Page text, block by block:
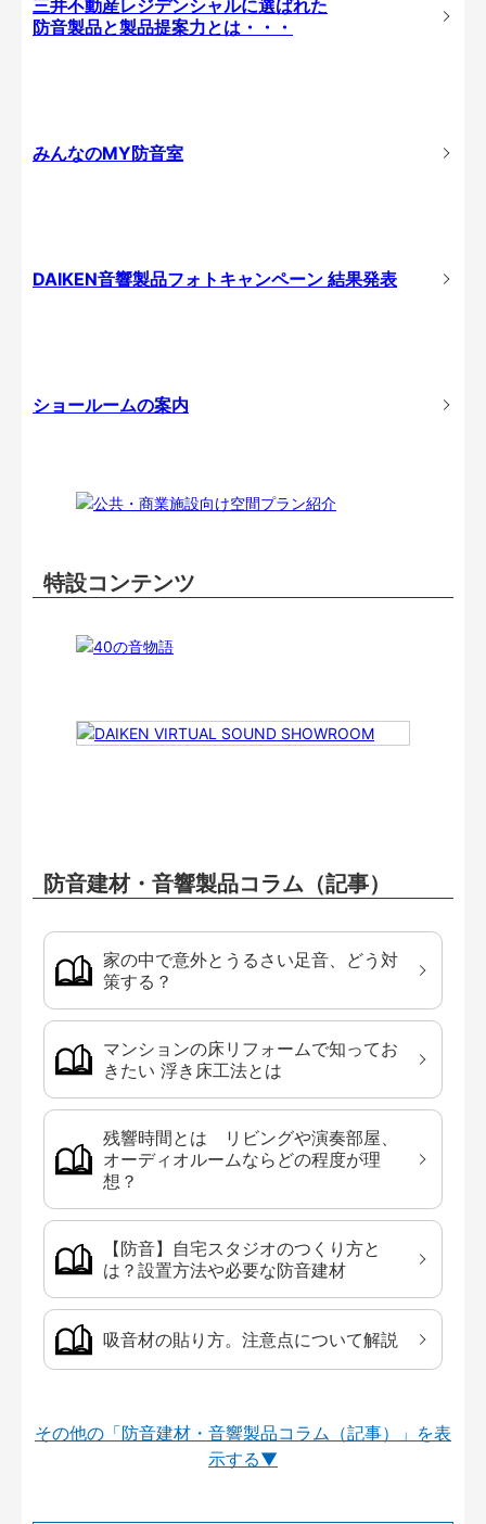
三井不動産レジデンシャルに選ばれた
防音製品と製品提案力とは・・・
みんなのMY防音室
DAIKEN音響製品フォトキャンペーン 結果発表
ショールームの案内
特設コンテンツ
防音建材・音響製品コラム（記事）
家の中で意外とうるさい足音、どう対
策する？
マンションの床リフォームで知ってお
きたい 浮き床工法とは
残響時間とは リビングや演奏部屋、
オーディオルームならどの程度が理
想？
【防音】自宅スタジオのつくり方と
は？設置方法や必要な防音建材
吸音材の貼り方。注意点について解説
その他の「防音建材・音響製品コラム（記事）」を